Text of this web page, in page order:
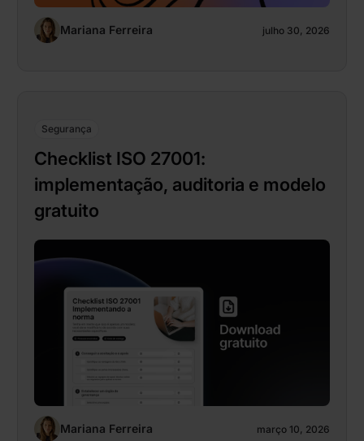
Mariana Ferreira julho 30, 2026
Segurança
Checklist ISO 27001:
implementação, auditoria e modelo
gratuito
Mariana Ferreira março 10, 2026